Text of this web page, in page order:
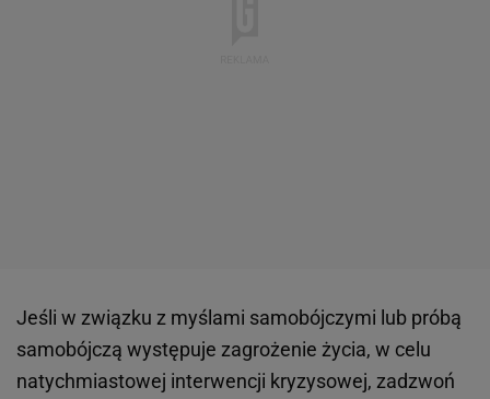
Jeśli w związku z myślami samobójczymi lub próbą
samobójczą występuje zagrożenie życia, w celu
natychmiastowej interwencji kryzysowej, zadzwoń